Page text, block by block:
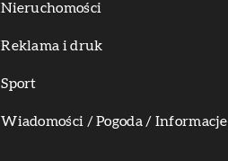
Nieruchomości
Reklama i druk
Sport
Wiadomości / Pogoda / Informacje